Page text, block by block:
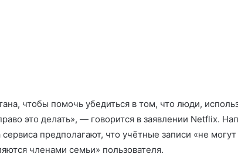
чтобы помочь убедиться в том, что люди,
это делать», — говорится в заявлении Netflix.
предполагают, что учётные записи «не
членами семьи» пользователя.